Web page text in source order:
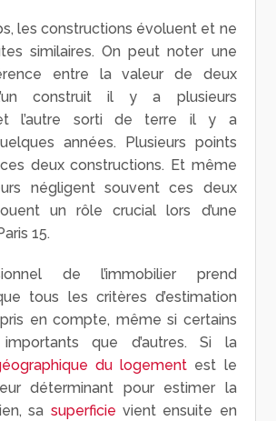
les constructions évoluent et ne
similaires. On peut noter une
entre la valeur de deux
construit il y a plusieurs
l’autre sorti de terre il y a
années. Plusieurs points
deux constructions. Et même
négligent souvent ces deux
un rôle crucial lors d’une
15.
de l’immobilier prend
tous les critères d’estimation
en compte, même si certains
que d’autres. Si la
du logement est le
déterminant pour estimer la
sa superficie vient ensuite en